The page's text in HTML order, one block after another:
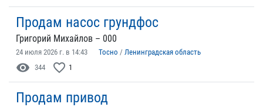
Продам насос грундфос
Григорий Михайлов – 000
24 июля 2026 г. в 14:43 Тосно / Ленинградская область
visibility 344 favorite_border 1
Продам привод